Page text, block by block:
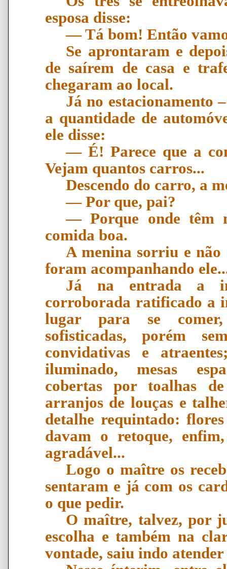
esposa disse:
―Tá bom! Então
Se aprontaram e
de saírem de casa e
chegaram ao local.
Já no estacionamento
a quantidade de
ele disse:
― É! Parece que a
Vejam quantos carros...
Descendo do carro, a
―Por que, pai?
―Porque onde têm
comida boa.
A menina sorriu e não
foram acompanhando
Já na entrada a
corroborada ratificado a
lugar para se comer,
sofisticadas, porém
convidativas e
iluminado, mesas
cobertas por toalhas
arranjos de louças e
detalhe requintado:
davam o retoque,
agradável...
Logo o maître os
sentaram e já com os
o que pedir.
O maître, talvez, por
escolha e também na
vontade, saiu indo